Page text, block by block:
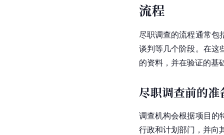
流程
尽职调查的流程通常包
谈判等几个阶段。在这
的资料，并在验证的基
尽职调查前的准
调查机构会根据项目的
行政和计划部门，并向